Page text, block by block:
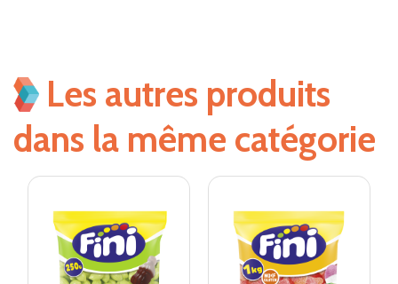
Les autres produits
dans la même catégorie